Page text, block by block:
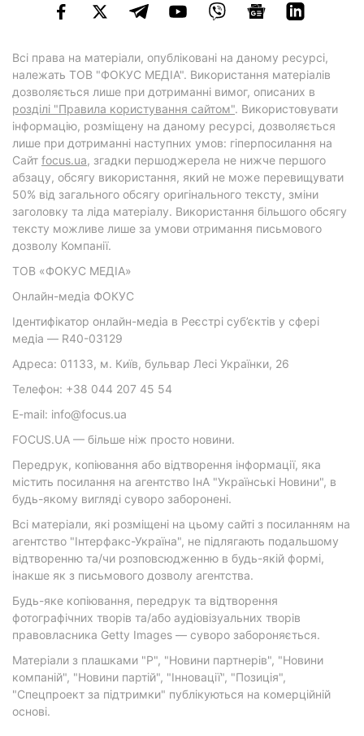
Всі права на матеріали, опубліковані на даному ресурсі,
належать ТОВ "ФОКУС МЕДІА". Використання матеріалів
дозволяється лише при дотриманні вимог, описаних в
розділі "Правила користування сайтом". Використовувати
інформацію, розміщену на даному ресурсі, дозволяється
лише при дотриманні наступних умов: гіперпосилання на
Cайт focus.ua, згадки першоджерела не нижче першого
абзацу, обсягу використання, який не може перевищувати
50% від загального обсягу оригінального тексту, зміни
заголовку та ліда матеріалу. Використання більшого обсягу
тексту можливе лише за умови отримання письмового
дозволу Компанії.
ТОВ «ФОКУС МЕДІА»
Онлайн-медіа ФОКУС
Ідентифікатор онлайн-медіа в Реєстрі суб’єктів у сфері
медіа — R40-03129
Адреса: 01133, м. Київ, бульвар Лесі Українки, 26
Телефон: +38 044 207 45 54
E-mail: info@focus.ua
FOCUS.UA — більше ніж просто новини.
Передрук, копіювання або відтворення інформації, яка
містить посилання на агентство ІнА "Українські Новини", в
будь-якому вигляді суворо заборонені.
Всі матеріали, які розміщені на цьому сайті з посиланням на
агентство "Інтерфакс-Україна", не підлягають подальшому
відтворенню та/чи розповсюдженню в будь-якій формі,
інакше як з письмового дозволу агентства.
Будь-яке копіювання, передрук та відтворення
фотографічних творів та/або аудіовізуальних творів
правовласника Getty Images — суворо забороняється.
Матеріали з плашками "Р", "Новини партнерів", "Новини
компаній", "Новини партій", "Інновації", "Позиція",
"Спецпроект за підтримки" публікуються на комерційній
основі.